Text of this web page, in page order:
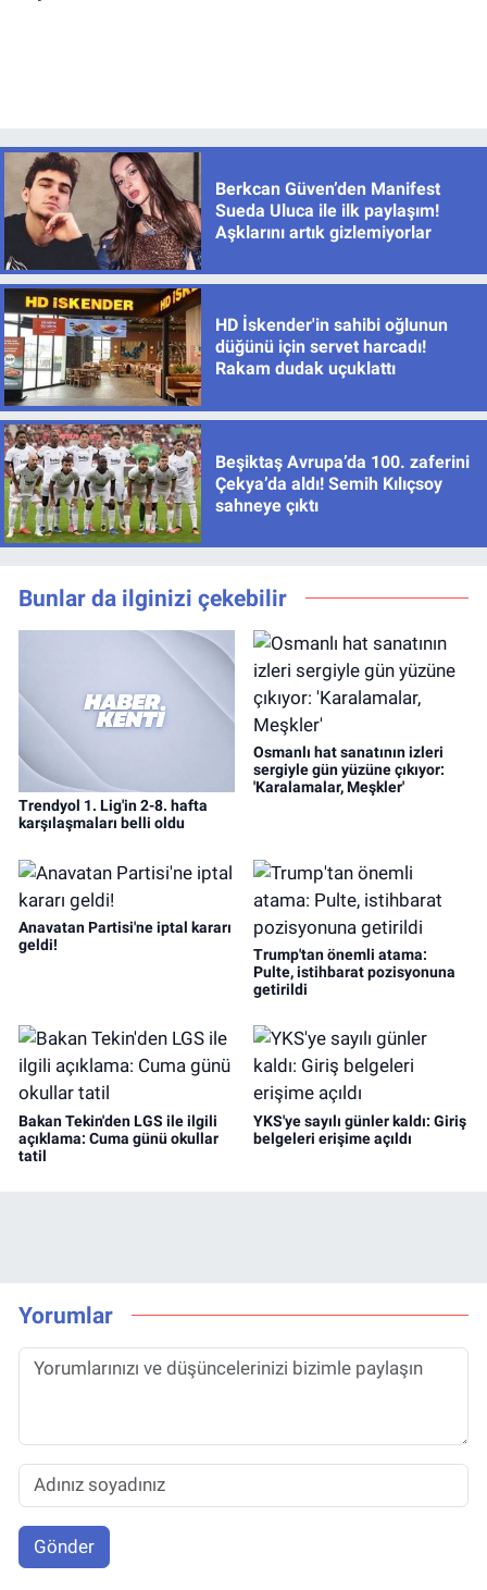
Berkcan Güven’den Manifest
Sueda Uluca ile ilk paylaşım!
Aşklarını artık gizlemiyorlar
HD İskender'in sahibi oğlunun
düğünü için servet harcadı!
Rakam dudak uçuklattı
Beşiktaş Avrupa’da 100. zaferini
Çekya’da aldı! Semih Kılıçsoy
sahneye çıktı
Bunlar da ilginizi çekebilir
Trendyol 1. Lig'in 2-8. hafta
karşılaşmaları belli oldu
Osmanlı hat sanatının izleri
sergiyle gün yüzüne çıkıyor:
'Karalamalar, Meşkler'
Anavatan Partisi'ne iptal kararı
geldi!
Trump'tan önemli atama:
Pulte, istihbarat pozisyonuna
getirildi
Bakan Tekin'den LGS ile ilgili
açıklama: Cuma günü okullar
tatil
YKS'ye sayılı günler kaldı: Giriş
belgeleri erişime açıldı
Yorumlar
Gönder